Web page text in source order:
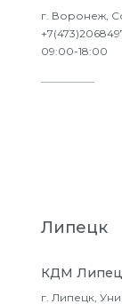
г. Воронеж,
09:00-18:00
Липецк
КДМ
г. Липецк,